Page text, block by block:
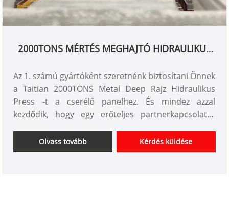
2000TONS MÉRTÉS MEGHAJTÓ HIDRAULIKUS
Az 1. számú gyártóként szeretnénk biztosítani Önnek
a Taitian 2000TONS Metal Deep Rajz Hidraulikus
Press -t a cserélő panelhez. És mindez azzal
kezdődik, hogy egy erőteljes partnerkapcsolatot
Tételszám: TT-LM2000T/LS
Fizetés: T/T, L/C
Olvass tovább Kérdés küldése